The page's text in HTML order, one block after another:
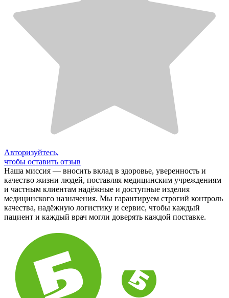
Авторизуйтесь,
чтобы оставить отзыв
Наша миссия — вносить вклад в здоровье, уверенность и
качество жизни людей, поставляя медицинским учреждениям
и частным клиентам надёжные и доступные изделия
медицинского назначения. Мы гарантируем строгий контроль
качества, надёжную логистику и сервис, чтобы каждый
пациент и каждый врач могли доверять каждой поставке.